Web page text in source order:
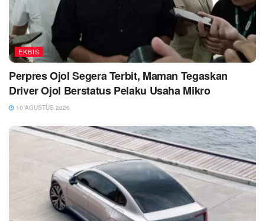
EKBIS
Perpres Ojol Segera Terbit, Maman Tegaskan
Driver Ojol Berstatus Pelaku Usaha Mikro
10 AGUSTUS 2026